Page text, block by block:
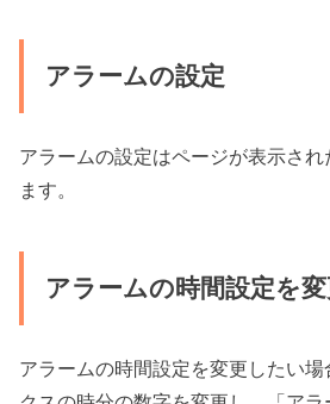
アラームの設定
アラームの設定はページが表示さ
ます。
アラームの時間設定を
アラームの時間設定を変更したい